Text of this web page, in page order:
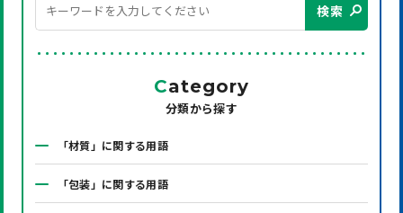
検索
Category
分類から探す
「材質」に関する用語
「包装」に関する用語